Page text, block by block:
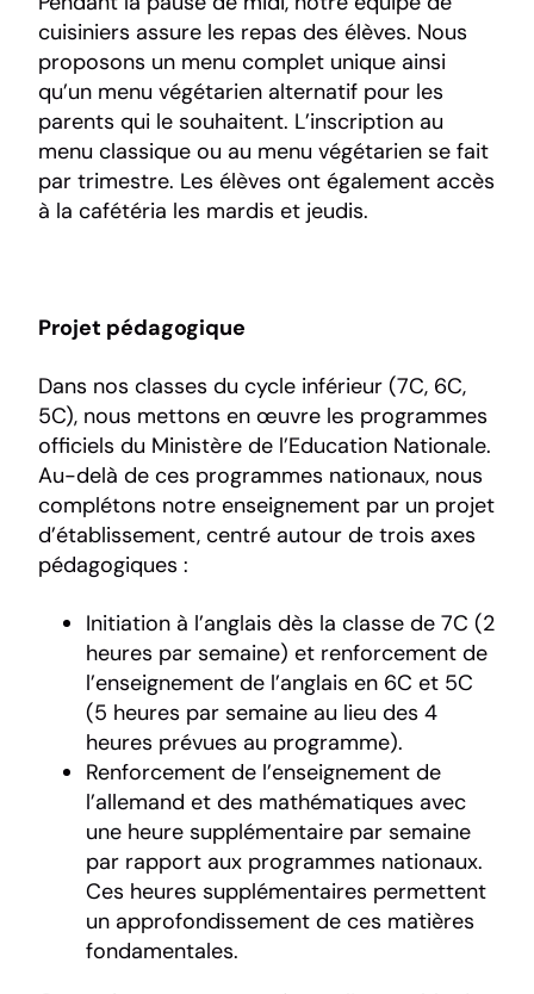
cuisiniers assure les repas des élèves. Nous
proposons un menu complet unique ainsi
qu’un menu végétarien alternatif pour les
parents qui le souhaitent. L’inscription au
menu classique ou au menu végétarien se fait
par trimestre. Les élèves ont également accès
à la cafétéria les mardis et jeudis.
Projet pédagogique
Dans nos classes du cycle inférieur (7C, 6C,
5C), nous mettons en œuvre les programmes
officiels du Ministère de l’Education Nationale.
Au-delà de ces programmes nationaux, nous
complétons notre enseignement par un projet
d’établissement, centré autour de trois axes
pédagogiques :
Initiation à l’anglais dès la classe de 7C (2
heures par semaine) et renforcement de
l’enseignement de l’anglais en 6C et 5C
(5 heures par semaine au lieu des 4
heures prévues au programme).
Renforcement de l’enseignement de
l’allemand et des mathématiques avec
une heure supplémentaire par semaine
par rapport aux programmes nationaux.
Ces heures supplémentaires permettent
un approfondissement de ces matières
fondamentales.